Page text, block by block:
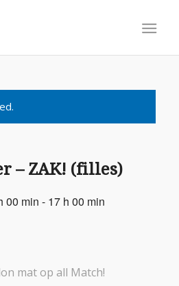
– ZAK! (filles)
00 min - 17 h 00 min
mat op all Match!